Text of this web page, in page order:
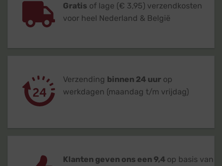
Gratis of lage (€ 3,95) verzendkosten
voor heel Nederland & België
Verzending binnen 24 uur op
werkdagen (maandag t/m vrijdag)
Klanten geven ons een 9,4 op basis van